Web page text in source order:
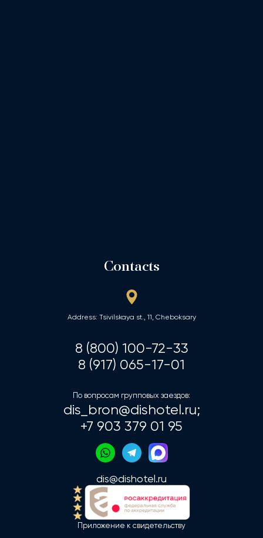
Contacts
Address: Tsivilskaya st., 11, Cheboksary
8 (800) 100-72-33
8 (917) 065-17-01
По вопросам групповых заездов:
dis_bron@dishotel.ru;
+7 903 379 01 95
dis@dishotel.ru
Приложение к свидетельству